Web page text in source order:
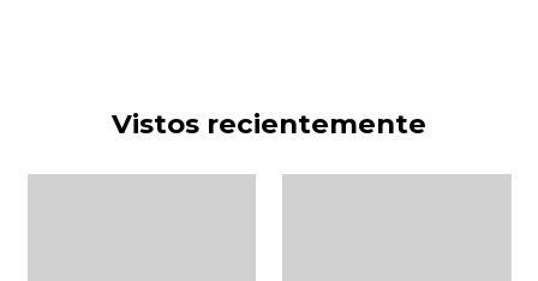
Vistos recientemente